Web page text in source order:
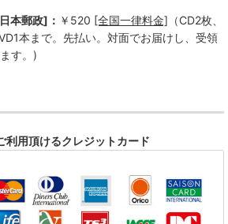
本郵政]： ￥520 [全国一律料金] （CD2枚、
本まで。先払い。対面でお届けし、受領
す。)
利用頂けるクレジットカード